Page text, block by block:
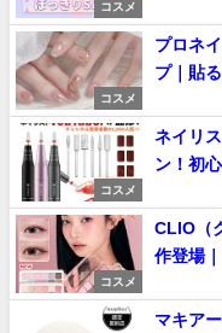
コスメ
コスメ
プロネ
プ｜貼
コスメ
ネイリ
ン！初
コスメ
CLIO（
作登場
マキア